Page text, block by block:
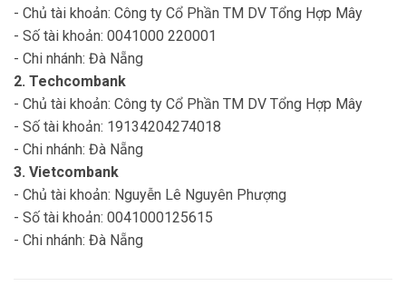
- Chủ tài khoản: Công ty Cổ Phần TM DV Tổng Hợp Mây
- Số tài khoản: 0041000 220001
- Chi nhánh: Đà Nẵng
2. Techcombank
- Chủ tài khoản: Công ty Cổ Phần TM DV Tổng Hợp Mây
- Số tài khoản: 19134204274018
- Chi nhánh: Đà Nẵng
3. Vietcombank
- Chủ tài khoản: Nguyễn Lê Nguyên Phượng
- Số tài khoản: 0041000125615
- Chi nhánh: Đà Nẵng